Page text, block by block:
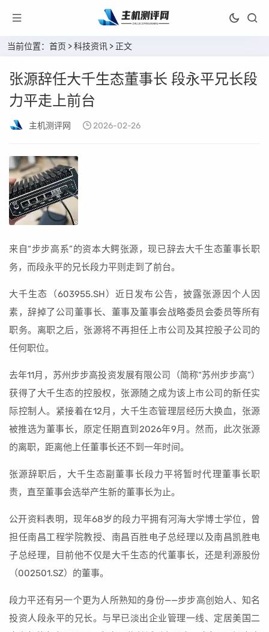
当前位置： 首页 >科技资讯 > 正文
张源辞任大千生态董事长 段永平兄长段
力平走上前台
主机测评网 2026-02-26
来自“步步高系”的资本大鳄张源，现已辞去大千生态董事长职
务，而段永平的兄长段力平则走到了前台。
大千生态（603955.SH）近日发布公告，披露张源因个人因
素，辞掉了公司董事长、董事及董事会战略委员会委员等所有
职务。离职之后，张源将不再担任上市公司及其控股子公司的
任何职位。
去年11月，苏州步步高投资发展有限公司（简称“苏州步步高”）
获得了大千生态的控股权，张源随之成为该上市公司的新任实
际控制人。紧接着在12月，大千生态管理层经历大换血，张源
被推选为董事长，原定任期直到2026年9月。然而，此次张源
的离职，距离他上任董事长还不到一年时间。
张源辞职后，大千生态副董事长段力平将暂时代理董事长职
责，直至董事会选举产生新的董事长为止。
公开资料表明，现年68岁的段力平拥有河海大学博士学位，曾
担任南昌工程学院教授、南昌百胜电子总经理以及南昌凯胜电
子总经理，目前他不仅是大千生态的代董事长，还是利源股份
（002501.SZ）的董事。
段力平还有另一个更为人所熟知的身份——步步高创始人、知名
投资人段永平的兄长。与早已淡出企业管理一线、定居美国二